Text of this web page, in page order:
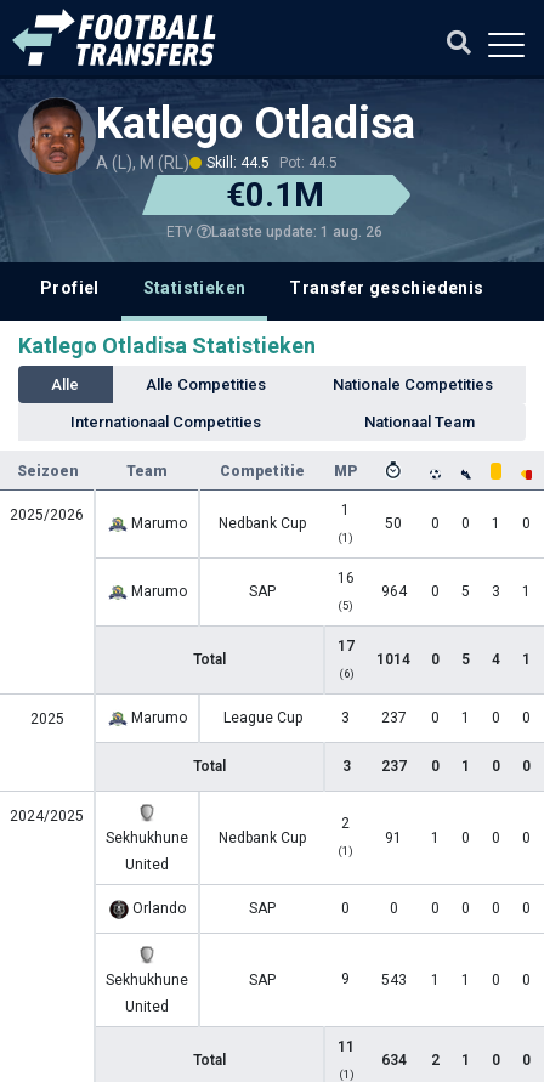
Katlego Otladisa
A (L), M (RL) Skill: 44.5 Pot: 44.5
€0.1M
ETV Laatste update: 1 aug. 26
Profiel Statistieken Transfer geschiedenis
Katlego Otladisa Statistieken
Alle Alle Competities Nationale Competities
Internationaal Competities Nationaal Team
Seizoen Team Competitie MP
2025/2026 Marumo Nedbank Cup
1
(1)
50 0 0 1 0
Marumo SAP
16
(5)
964 0 5 3 1
Total
17
(6)
1014 0 5 4 1
2025 Marumo League Cup 3 237 0 1 0 0
Total 3 237 0 1 0 0
2024/2025
Sekhukhune
United
Nedbank Cup
2
(1)
91 1 0 0 0
Orlando SAP 0 0 0 0 0 0
Sekhukhune
United
SAP 9 543 1 1 0 0
Total
11
(1)
634 2 1 0 0